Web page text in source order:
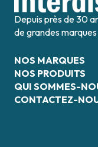
Depuis près de 30
de grandes
NOS MARQUES
NOS PRODUITS
QUI SOMMES-
CONTACTEZ-